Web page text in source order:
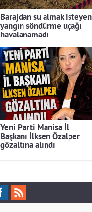
Barajdan su almak isteyen
yangın söndürme uçağı
havalanamadı
Yeni Parti Manisa İl
Başkanı İlksen Özalper
gözaltına alındı